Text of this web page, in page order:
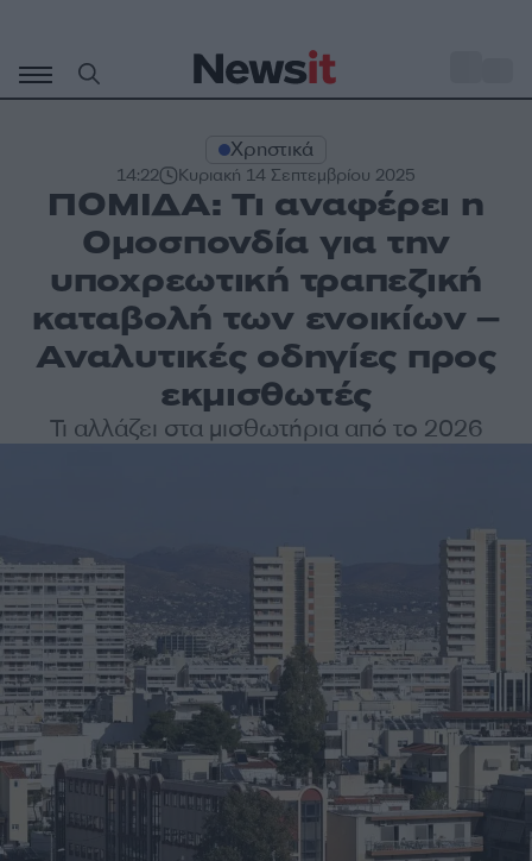
περιεχόμενο
Χρηστικά
14:22 Κυριακή 14 Σεπτεμβρίου 2025
ΠΟΜΙΔΑ: Τι αναφέρει η
Ομοσπονδία για την
υποχρεωτική τραπεζική
καταβολή των ενοικίων –
Αναλυτικές οδηγίες προς
εκμισθωτές
Τι αλλάζει στα μισθωτήρια από το 2026